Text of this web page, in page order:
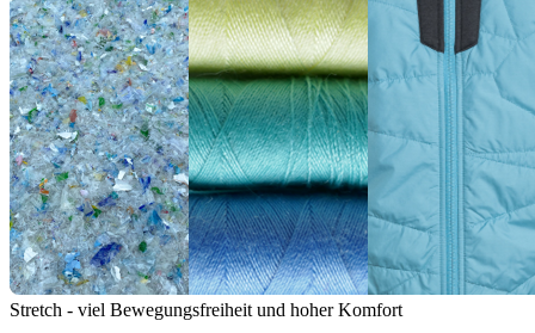
Stretch - viel Bewegungsfreiheit und hoher Komfort